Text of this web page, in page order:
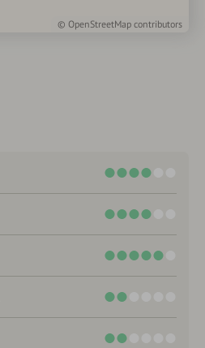
© OpenStreetMap contributors